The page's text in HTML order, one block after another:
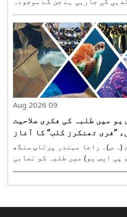
ایسے ناموں کا جائزہ لے
کے لیے نام کی تبدیلی کی ..
09 Aug 2026
یو میں طلبہ کی فکری صلاحیت
’’فری تھنکرز کلب‘‘ کا آغاز
علی گڑھ, 09 اگست (ہ س)۔ راجا مہندر پرتاپ سنگھ
پی ایس یو) میں طلبہ کو نصابی